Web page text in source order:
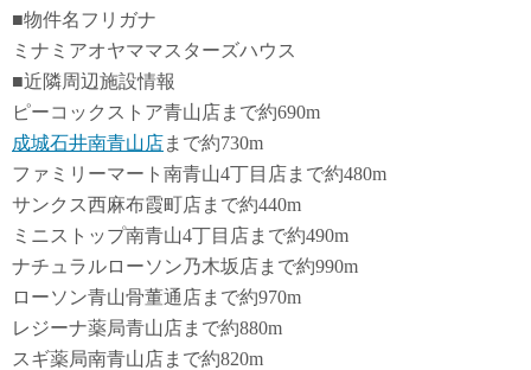
■物件名フリガナ
ミナミアオヤママスターズハウス
■近隣周辺施設情報
ピーコックストア青山店まで約690m
成城石井南青山店まで約730m
ファミリーマート南青山4丁目店まで約480m
サンクス西麻布霞町店まで約440m
ミニストップ南青山4丁目店まで約490m
ナチュラルローソン乃木坂店まで約990m
ローソン青山骨董通店まで約970m
レジーナ薬局青山店まで約880m
スギ薬局南青山店まで約820m